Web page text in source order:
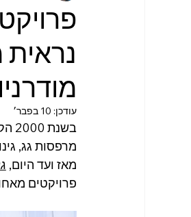
נראית
עודכן: 10 בפבר׳
מרפסות גג,
מאז ועד היום,
פרויקטים